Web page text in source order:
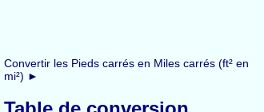
Convertir les Pieds carrés en Miles carrés (ft² en
mi²) ►